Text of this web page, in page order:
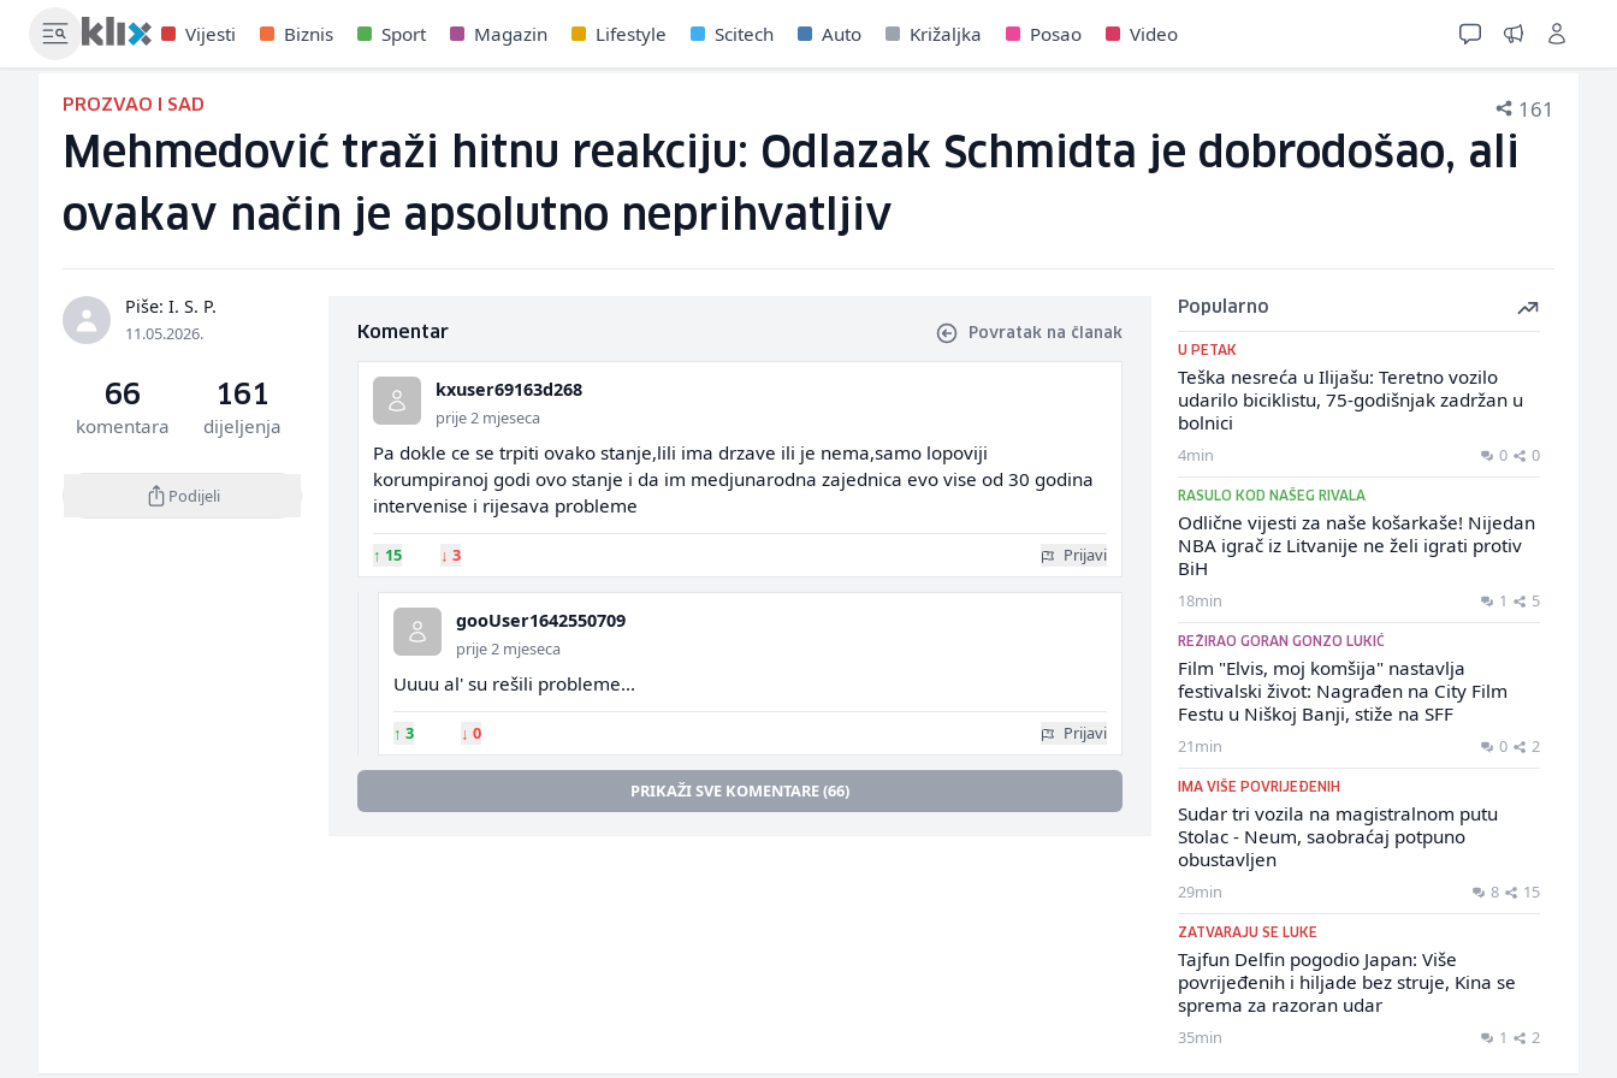
Vijesti Biznis Sport Magazin Lifestyle Scitech Auto Križaljka Posao Video
PROZVAO I SAD 161
Mehmedović traži hitnu reakciju: Odlazak Schmidta je dobrodošao, ali
ovakav način je apsolutno neprihvatljiv
Piše: I. S. P.
11.05.2026.
66
komentara
161
dijeljenja
Podijeli
Komentar Povratak na članak
kxuser69163d268
prije 2 mjeseca
Pa dokle ce se trpiti ovako stanje,lili ima drzave ili je nema,samo lopoviji
korumpiranoj godi ovo stanje i da im medjunarodna zajednica evo vise od 30 godina
intervenise i rijesava probleme
↑ 15 ↓ 3 Prijavi
gooUser1642550709
prije 2 mjeseca
Uuuu al' su rešili probleme...
↑ 3 ↓ 0 Prijavi
PRIKAŽI SVE KOMENTARE (66)
Popularno
U PETAK
Teška nesreća u Ilijašu: Teretno vozilo
udarilo biciklistu, 75-godišnjak zadržan u
bolnici
4min 0 0
RASULO KOD NAŠEG RIVALA
Odlične vijesti za naše košarkaše! Nijedan
NBA igrač iz Litvanije ne želi igrati protiv
BiH
18min 1 5
REŽIRAO GORAN GONZO LUKIĆ
Film "Elvis, moj komšija" nastavlja
festivalski život: Nagrađen na City Film
Festu u Niškoj Banji, stiže na SFF
21min 0 2
IMA VIŠE POVRIJEĐENIH
Sudar tri vozila na magistralnom putu
Stolac - Neum, saobraćaj potpuno
obustavljen
29min 8 15
ZATVARAJU SE LUKE
Tajfun Delfin pogodio Japan: Više
povrijeđenih i hiljade bez struje, Kina se
sprema za razoran udar
35min 1 2